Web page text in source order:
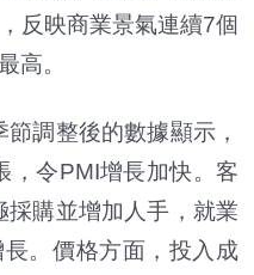
反映商業景氣連續7個
高。
調整後的數據顯示，
，令PMI增長加快。客
採購並增加人手，就業
。價格方面，投入成